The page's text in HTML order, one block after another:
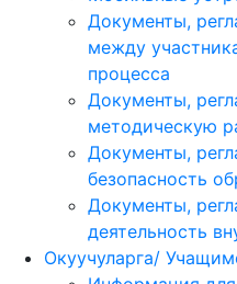
Документы,
между
процесса
Документы,
методическую
Документы,
безопасность
Документы,
деятельность
Окуучуларга/